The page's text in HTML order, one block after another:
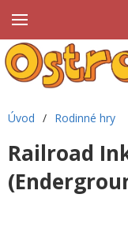
Úvod / Rodinné hry
Railroad